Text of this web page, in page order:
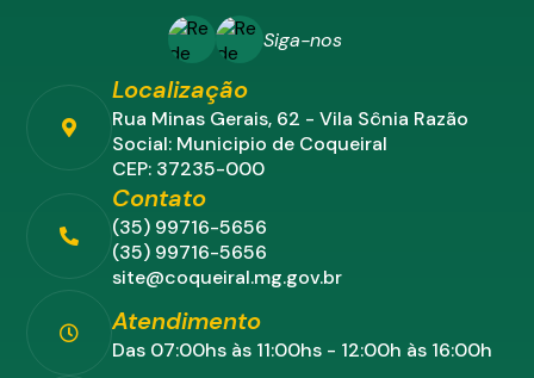
Siga-nos
Localização
Rua Minas Gerais, 62 - Vila Sônia Razão
Social: Municipio de Coqueiral
CEP: 37235-000
Contato
(35) 99716-5656
(35) 99716-5656
site@coqueiral.mg.gov.br
Atendimento
Das 07:00hs às 11:00hs - 12:00h às 16:00h